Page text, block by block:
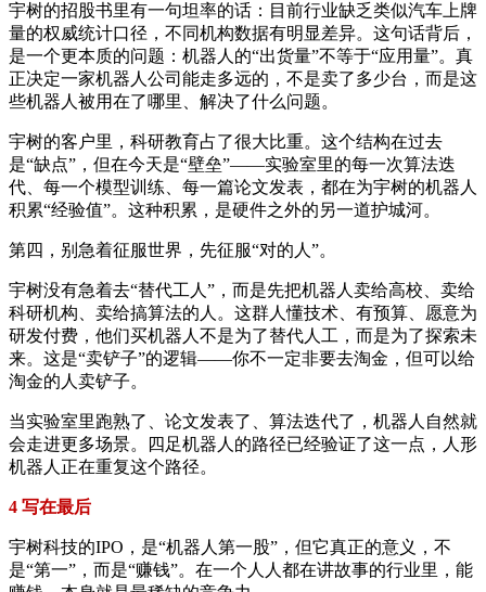
宇树的招股书里有一句坦率的话：目前行业缺乏类似汽车上牌
量的权威统计口径，不同机构数据有明显差异。这句话背后，
是一个更本质的问题：机器人的“出货量”不等于“应用量”。真
正决定一家机器人公司能走多远的，不是卖了多少台，而是这
些机器人被用在了哪里、解决了什么问题。
宇树的客户里，科研教育占了很大比重。这个结构在过去
是“缺点”，但在今天是“壁垒”——实验室里的每一次算法迭
代、每一个模型训练、每一篇论文发表，都在为宇树的机器人
积累“经验值”。这种积累，是硬件之外的另一道护城河。
第四，别急着征服世界，先征服“对的人”。
宇树没有急着去“替代工人”，而是先把机器人卖给高校、卖给
科研机构、卖给搞算法的人。这群人懂技术、有预算、愿意为
研发付费，他们买机器人不是为了替代人工，而是为了探索未
来。这是“卖铲子”的逻辑——你不一定非要去淘金，但可以给
淘金的人卖铲子。
当实验室里跑熟了、论文发表了、算法迭代了，机器人自然就
会走进更多场景。四足机器人的路径已经验证了这一点，人形
机器人正在重复这个路径。
4 写在最后
宇树科技的IPO，是“机器人第一股”，但它真正的意义，不
是“第一”，而是“赚钱”。在一个人人都在讲故事的行业里，能